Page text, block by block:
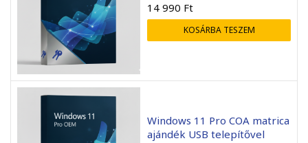
14 990 Ft
KOSÁRBA TESZEM
Windows 11 Pro COA matrica
ajándék USB telepítővel